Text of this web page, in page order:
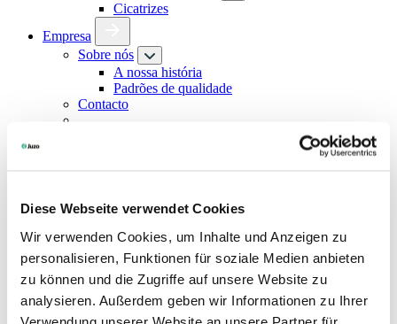
Diese Webseite verwendet Cookies
Wir verwenden Cookies, um Inhalte und Anzeigen zu
personalisieren, Funktionen für soziale Medien anbieten
zu können und die Zugriffe auf unsere Website zu
analysieren. Außerdem geben wir Informationen zu Ihrer
Verwendung unserer Website an unsere Partner für
Cicatrizes
Empresa
Sobre nós
A nossa história
Padrões de qualidade
Contacto
Profissionais especializados e médicos
Medical Device Regulation (MDR)
Procurar